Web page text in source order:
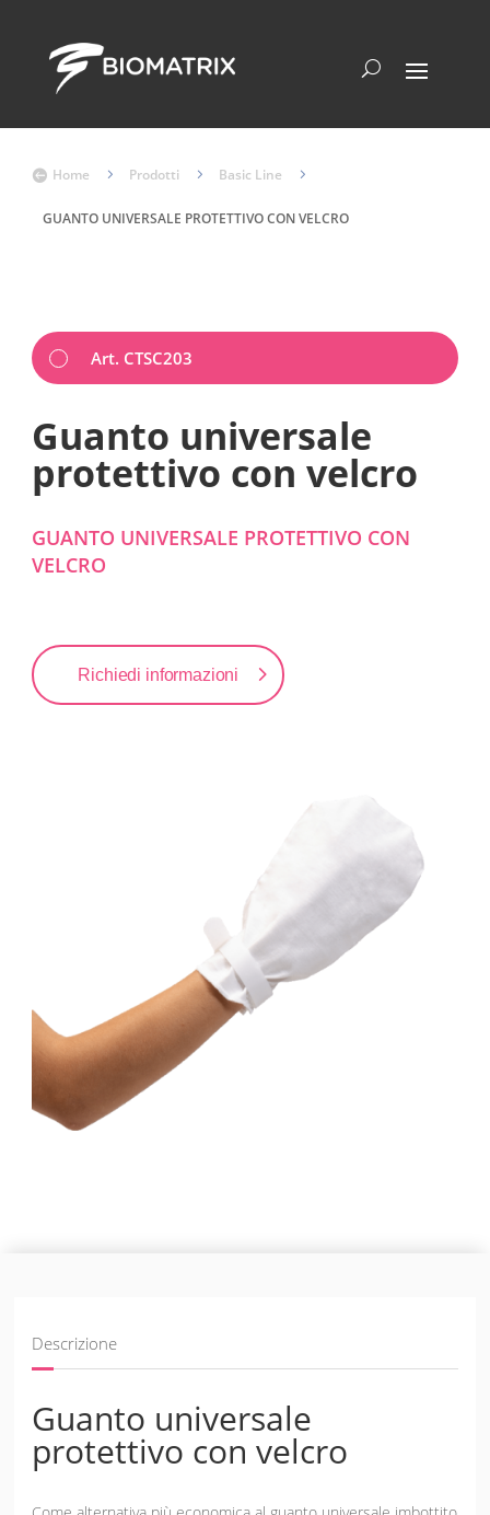
 Home 5 Prodotti 5 Basic Line 5
GUANTO UNIVERSALE PROTETTIVO CON VELCRO
Art. CTSC203
Guanto universale
protettivo con velcro
GUANTO UNIVERSALE PROTETTIVO CON
VELCRO
Richiedi informazioni
Descrizione
Guanto universale
protettivo con velcro